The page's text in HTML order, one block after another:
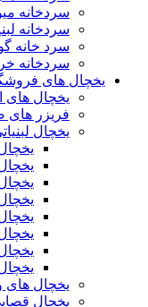
سردخانه
سردخانه
سرد خانه
سردخانه
یخچال های
یخچال های
فریزر های
یخچال
یخچال های
یخچال